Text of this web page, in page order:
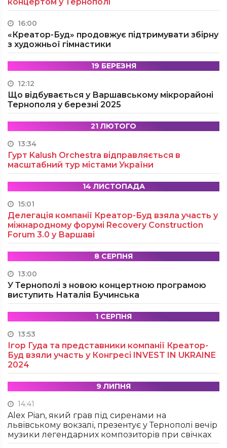
16:00
«Креатор-Буд» продовжує підтримувати збірну
з художньої гімнастики
19 БЕРЕЗНЯ
12:12
Що відбувається у Варшавському мікрорайоні
Тернополя у березні 2025
21 ЛЮТОГО
13:34
Гурт Kalush Orchestra відправляється в
масштабний тур містами України
14 ЛИСТОПАДА
15:01
Делегація компанії Креатор-Буд взяла участь у
міжнародному форумі Recovery Construction
Forum 3.0 у Варшаві
8 СЕРПНЯ
13:00
У Тернополі з новою концертною програмою
виступить Наталія Бучинська
1 СЕРПНЯ
13:53
Ігор Гуда та представники компанії Креатор-
Буд взяли участь у Конгресі INVEST IN UKRAINE
2024
9 ЛИПНЯ
14:41
Alex Pian, який грав під сиренами на
львівському вокзалі, презентує у Тернополі вечір
музики легендарних композиторів при свічках